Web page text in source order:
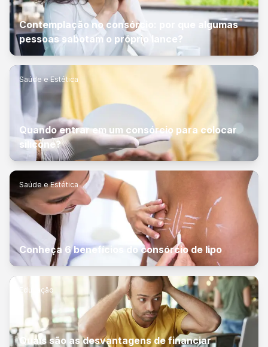
Contemplação no consórcio: por que algumas
pessoas sabotam o próprio lance?
Saúde e Estética
Quando entrar em um consórcio para colocar
silicone?
Saúde e Estética
Conheça 6 benefícios do consórcio de lipo
Educação
Quais são as desvantagens de financiar